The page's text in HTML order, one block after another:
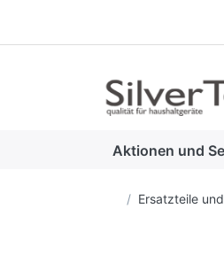
Aktionen und
Startseite
Ersatzteile